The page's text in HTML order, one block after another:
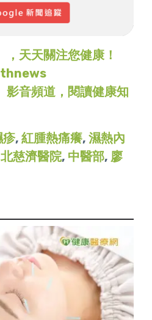
天天關注您健康！
影音頻道，閱讀健康知
疹, 紅腫熱痛癢, 濕熱內
慈濟醫院, 中醫部, 廖